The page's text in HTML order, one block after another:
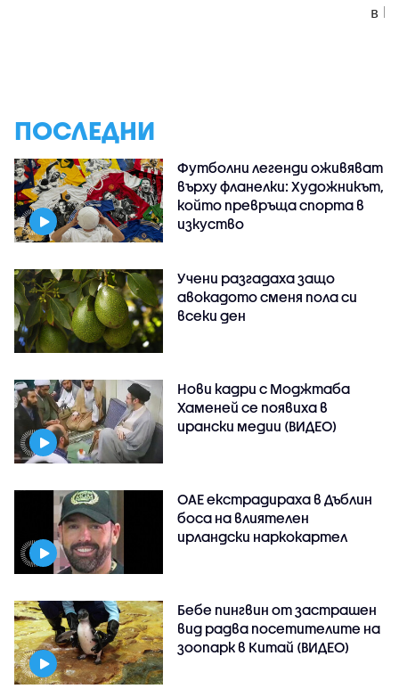
в
ПОСЛЕДНИ
Футболни легенди оживяват
върху фланелки: Художникът,
който превръща спорта в
изкуство
Учени разгадаха защо
авокадото сменя пола си
всеки ден
Нови кадри с Моджтаба
Хаменей се появиха в
ирански медии (ВИДЕО)
ОАЕ екстрадираха в Дъблин
боса на влиятелен
ирландски наркокартел
Бебе пингвин от застрашен
вид радва посетителите на
зоопарк в Китай (ВИДЕО)